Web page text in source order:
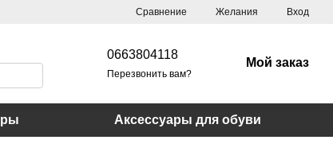
Сравнение Желания Вход
0663804118
Перезвонить вам?
Мой заказ
Аксессуары для обуви